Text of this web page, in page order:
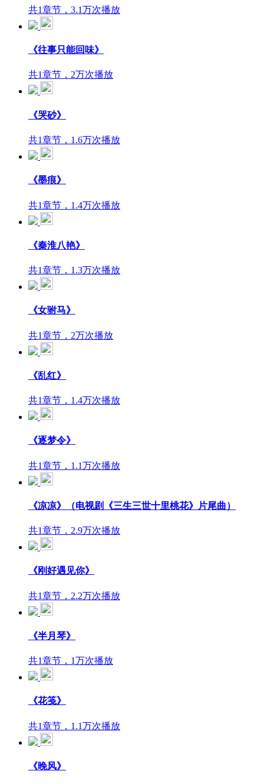
共1章节，3.1万次播放
《往事只能回味》
共1章节，2万次播放
《哭砂》
共1章节，1.6万次播放
《墨痕》
共1章节，1.4万次播放
《秦淮八艳》
共1章节，1.3万次播放
《女驸马》
共1章节，2万次播放
《乱红》
共1章节，1.4万次播放
《逐梦令》
共1章节，1.1万次播放
《凉凉》（电视剧《三生三世十里桃花》片尾曲）
共1章节，2.9万次播放
《刚好遇见你》
共1章节，2.2万次播放
《半月琴》
共1章节，1万次播放
《花笺》
共1章节，1.1万次播放
《晚风》